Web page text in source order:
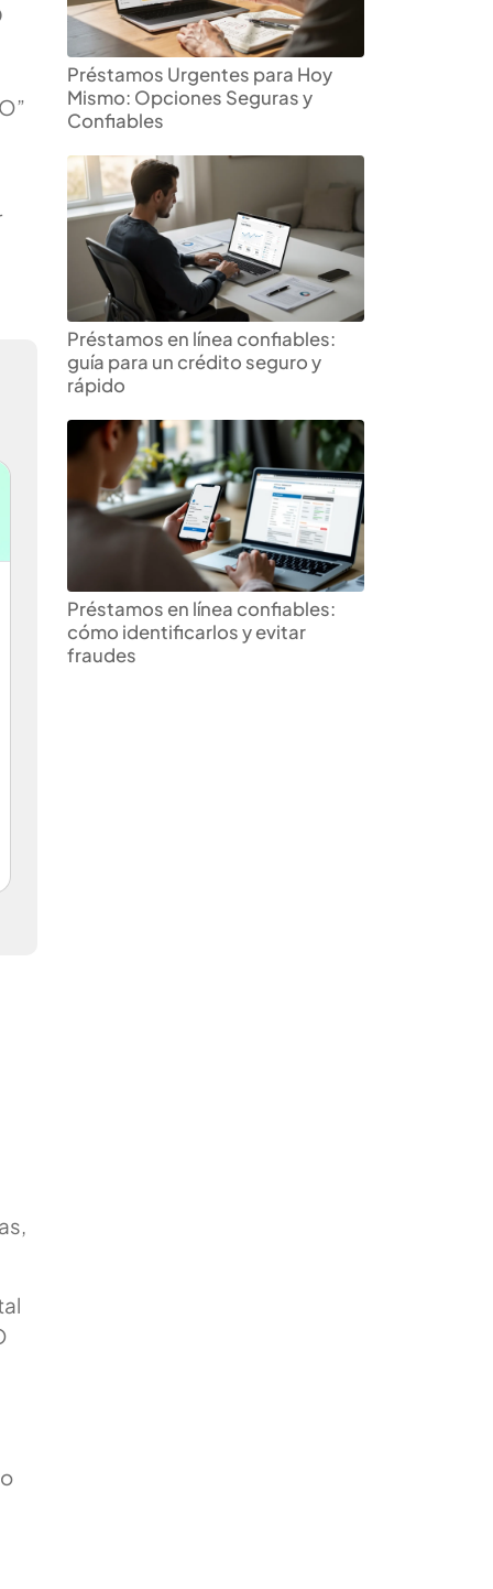
Préstamos Urgentes para Hoy
Mismo: Opciones Seguras y
Confiables
Préstamos en línea confiables:
guía para un crédito seguro y
rápido
Préstamos en línea confiables:
cómo identificarlos y evitar
fraudes